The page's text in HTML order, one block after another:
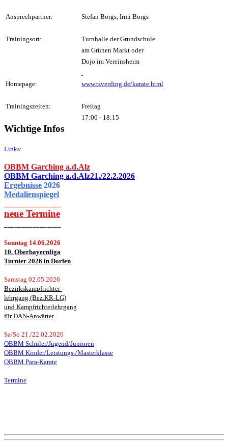
Ansprechpartner: Stefan Borgs, Irmi Borgs
Trainingsort:
Turnhalle der Grundschule
am Grünen Markt oder
Dojo im Vereinsheim
Homepage: www.tsverding.de/karate.html
Trainingszeiten:
Freitag
17:00 - 18:15
Wichtige Infos
Links:
OBBM Garching a.d.Alz
OBBM Garching a.d.Alz21./22.2.2026
Ergebnisse 2026
Medalienspiegel
neue Termine
Sonntag 14.06.2026
10. Oberbayernliga
Turnier 2026 in Dorfen
Samstag 02.05.2026
Bezirkskampfrichter-
lehrgang (Bez.KR-LG)
und Kampfrichterlehrgang
für DAN-Anwärter
Sa/So 21./22.02.2026
OBBM Schüler/Jugend/Junioren
OBBM Kinder/Leistungs-/Masterklasse
OBBM Para-Karate
Termine